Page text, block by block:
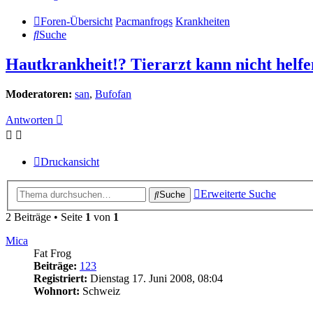
Foren-Übersicht Pacmanfrogs Krankheiten
Suche
Hautkrankheit!? Tierarzt kann nicht
Moderatoren: san, Bufofan
Antworten
Druckansicht
Suche
Erweiterte Suche
2 Beiträge • Seite 1 von 1
Mica
Fat Frog
Beiträge: 123
Registriert: Dienstag 17. Juni 2008, 08:04
Wohnort: Schweiz